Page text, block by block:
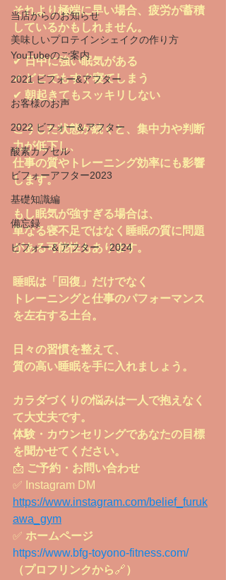
当店からのお知らせ
美味しいプロテインシェイクの作り方
YouTubeのご案内
2021 ビフォー&アフター
お客様のお声
2022 ビフォー＆アフター
酸素カプセル
ビフォーアフター2023
基礎知識編
備忘録
ビフォー＆アフター 2024
それより極端に早い場合、疲労が蓄積
しているかもしれません。
✔ 日中に強い眠気がある
✔ どこでもすぐ寝てしまう
✔ 朝起きてもスッキリしない
こうした状態が続くと、集中力や判断
力が低下し、
仕事の質やトレーニング効率にも影響
します。
もし眠気が強すぎる場合は、
単なる寝不足ではなく睡眠の質に問題
がある可能性もあります。
睡眠は「回復」だけでなく
トレーニングと仕事のパフォーマンス
を左右する土台。
日々の習慣を整えて、
質の高い睡眠を手に入れましょう。
カラダづくりの悩みは一人で抱えなく
て大丈夫です。
体験・カウンセリングであなたの目標
を聞かせてください。
📩 ご予約・お問い合わせ
✅ Instagram DM
https://www.instagram.com/belief_furuk
awa_gym
✅ ホームページ
https://www.bfg-toyono-fitness.com/
（プロフリンクから🔗）